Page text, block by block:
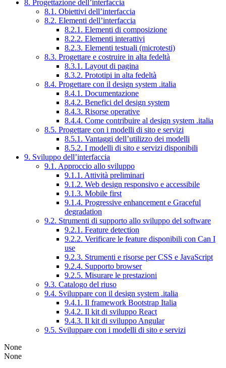
8. Progettazione dell’interfaccia
8.1. Obiettivi dell’interfaccia
8.2. Elementi dell’interfaccia
8.2.1. Elementi di composizione
8.2.2. Elementi interattivi
8.2.3. Elementi testuali (microtesti)
8.3. Progettare e costruire in alta fedeltà
8.3.1. Layout di pagina
8.3.2. Prototipi in alta fedeltà
8.4. Progettare con il design system .italia
8.4.1. Documentazione
8.4.2. Benefici del design system
8.4.3. Risorse operative
8.4.4. Come contribuire al design system .italia
8.5. Progettare con i modelli di sito e servizi
8.5.1. Vantaggi dell’utilizzo dei modelli
8.5.2. I modelli di sito e servizi disponibili
9. Sviluppo dell’interfaccia
9.1. Approccio allo sviluppo
9.1.1. Attività preliminari
9.1.2. Web design responsivo e accessibile
9.1.3. Mobile first
9.1.4. Progressive enhancement e Graceful
degradation
9.2. Strumenti di supporto allo sviluppo del software
9.2.1. Feature detection
9.2.2. Verificare le feature disponibili con Can I
use
9.2.3. Strumenti e risorse per CSS e JavaScript
9.2.4. Supporto browser
9.2.5. Misurare le prestazioni
9.3. Catalogo del riuso
9.4. Sviluppare con il design system .italia
9.4.1. Il framework Bootstrap Italia
9.4.2. Il kit di sviluppo React
9.4.3. Il kit di sviluppo Angular
9.5. Sviluppare con i modelli di sito e servizi
None
None